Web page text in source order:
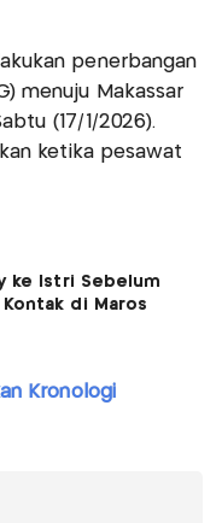
penerbangan
menuju Makassar
(17/1/2026).
ketika pesawat
ke Istri Sebelum
Kontak di Maros
Kronologi